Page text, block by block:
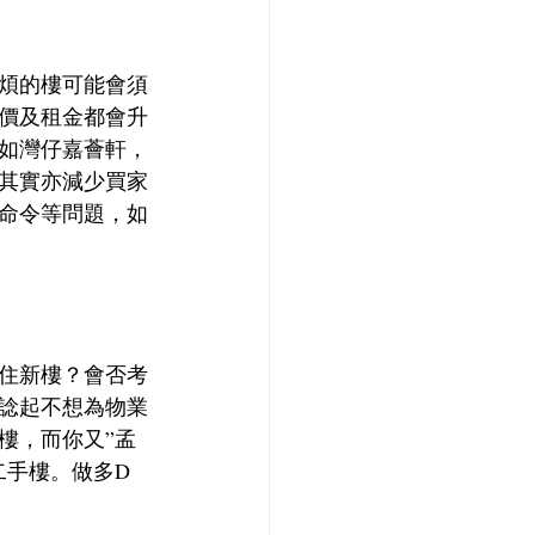
的樓可能會須
及租金都會升
灣仔嘉薈軒，
實亦減少買家
令等問題，如
新樓？會否考
起不想為物業
，而你又”孟
樓。做多D